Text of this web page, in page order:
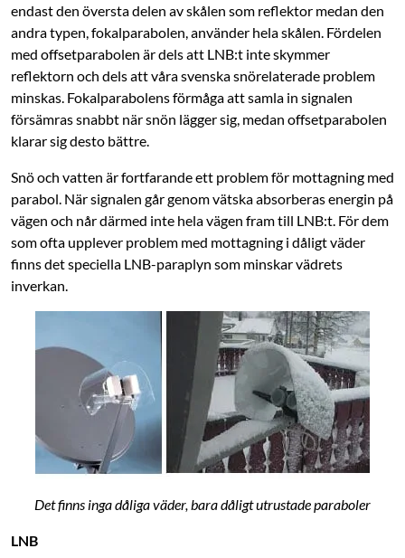
endast den översta delen av skålen som ­reflektor medan den
andra typen, fokalparabolen, använder hela skålen. Fördelen
med ­offset­parabolen är dels att LNB:t inte skymmer
reflektorn och dels att våra svenska snö­relaterade problem
minskas. Fokalparabolens förmåga att samla in signalen
försämras snabbt när snön ­lägger sig, medan offsetparabolen
klarar sig desto bättre.
Snö och vatten är fortfarande ett problem för mottagning med
parabol. När signalen går genom vätska absorberas energin på
vägen och når därmed inte hela vägen fram till LNB:t. För dem
som ofta upplever problem med mottagning i dåligt väder
finns det speciella LNB-paraplyn som minskar vädrets
inverkan.
Det finns inga dåliga väder, bara dåligt utrustade paraboler
LNB